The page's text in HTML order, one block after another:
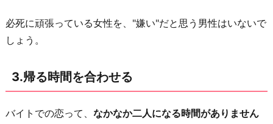
は
積
的
に
参
必死に頑張っている女性を、"嫌い"だと思う男性はいないで
しょう。
3.帰る時間を合わせる
バイトでの恋って、 なかなか二人になる時間がありません